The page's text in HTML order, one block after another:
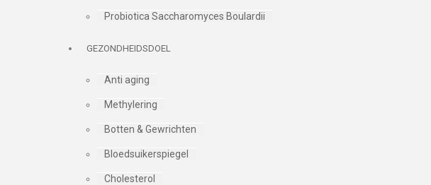
Probiotica Saccharomyces Boulardii
GEZONDHEIDSDOEL
Anti aging
Methylering
Botten & Gewrichten
Bloedsuikerspiegel
Cholesterol